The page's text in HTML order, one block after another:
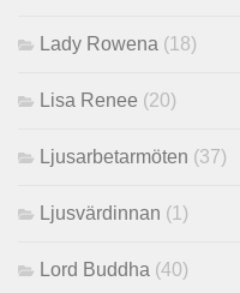
Lady Rowena (18)
Lisa Renee (20)
Ljusarbetarmöten (37)
Ljusvärdinnan (1)
Lord Buddha (40)